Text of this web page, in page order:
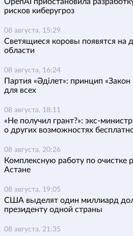
рисков киберугроз
08 августа, 15:29
Светящиеся коровы появятся на
области
08 августа, 16:24
Партия «Әділет»: принцип
для всех
08 августа, 18:11
«Не получил грант?»: экс-
о других возможностях
08 августа, 20:26
Комплексную работу по очистке
Астане
08 августа, 19:05
США выделят один миллиард
президенту одной страны
08 августа, 21:35